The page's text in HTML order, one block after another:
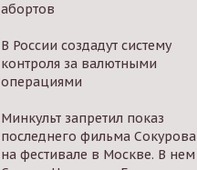
абортов
В России создадут систему
контроля за валютными
операциями
Минкульт запретил показ
последнего фильма Сокурова
на фестивале в Москве. В нем